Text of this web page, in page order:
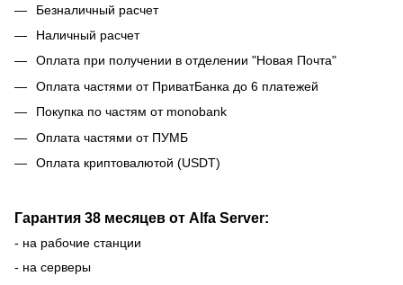
Безналичный расчет
Наличный расчет
Оплата при получении в отделении "Новая Почта"
Оплата частями от ПриватБанка до 6 платежей
Покупка по частям от monobank
Оплата частями от ПУМБ
Оплата криптовалютой (USDT)
Гарантия 38 месяцев от Alfa Server:
- на рабочие станции
- на серверы